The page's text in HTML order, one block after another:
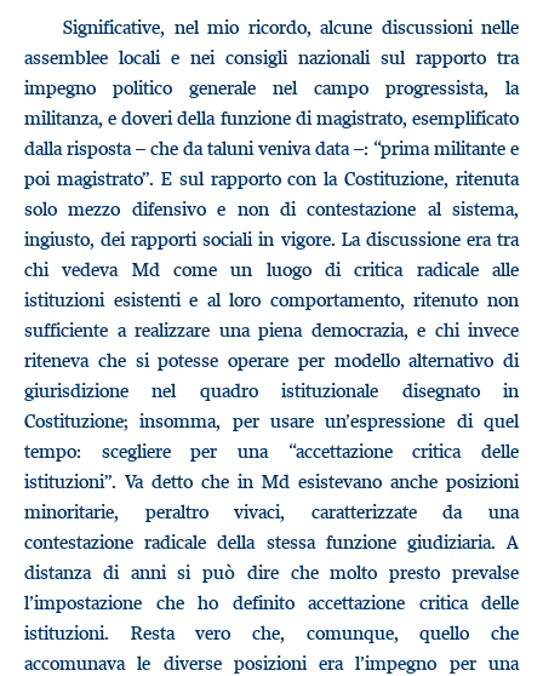
Significative, nel mio ricordo, alcune discussioni nelle
assemblee locali e nei consigli nazionali sul rapporto tra
impegno politico generale nel campo progressista, la
militanza, e doveri della funzione di magistrato, esemplificato
dalla risposta – che da taluni veniva data –: “prima militante e
poi magistrato”. E sul rapporto con la Costituzione, ritenuta
solo mezzo difensivo e non di contestazione al sistema,
ingiusto, dei rapporti sociali in vigore. La discussione era tra
chi vedeva Md come un luogo di critica radicale alle
istituzioni esistenti e al loro comportamento, ritenuto non
sufficiente a realizzare una piena democrazia, e chi invece
riteneva che si potesse operare per modello alternativo di
giurisdizione nel quadro istituzionale disegnato in
Costituzione; insomma, per usare un’espressione di quel
tempo: scegliere per una “accettazione critica delle
istituzioni”. Va detto che in Md esistevano anche posizioni
minoritarie, peraltro vivaci, caratterizzate da una
contestazione radicale della stessa funzione giudiziaria. A
distanza di anni si può dire che molto presto prevalse
l’impostazione che ho definito accettazione critica delle
istituzioni. Resta vero che, comunque, quello che
accomunava le diverse posizioni era l’impegno per una